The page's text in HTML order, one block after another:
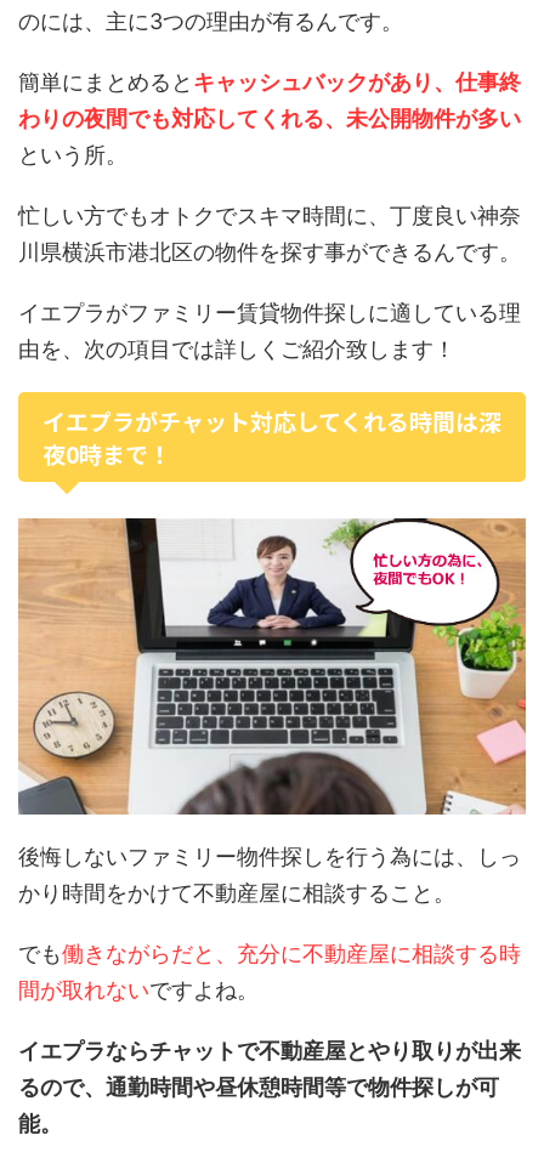
のには、主に3つの理由が有るんです。
簡単にまとめると キャッシュバックがあり、仕事終
わりの夜間でも対応してくれる、未公開物件が多い
という所。
忙しい方でもオトクでスキマ時間に、丁度良い神奈
川県横浜市港北区の物件を探す事ができるんです。
イエプラがファミリー賃貸物件探しに適している理
由を、次の項目では詳しくご紹介致します！
イエプラがチャット対応してくれる時間は深
夜0時まで！
後悔しないファミリー物件探しを行う為には、しっ
かり時間をかけて不動産屋に相談すること。
でも働きながらだと、充分に不動産屋に相談する時
間が取れないですよね。
イエプラならチャットで不動産屋とやり取りが出来
るので、通勤時間や昼休憩時間等で物件探しが可
能。